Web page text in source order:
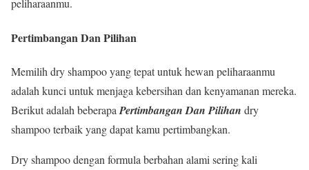
peliharaanmu.
Pertimbangan Dan Pilihan
Memilih dry shampoo yang tepat untuk hewan peliharaanmu
adalah kunci untuk menjaga kebersihan dan kenyamanan mereka.
Berikut adalah beberapa Pertimbangan Dan Pilihan dry
shampoo terbaik yang dapat kamu pertimbangkan.
Dry shampoo dengan formula berbahan alami sering kali